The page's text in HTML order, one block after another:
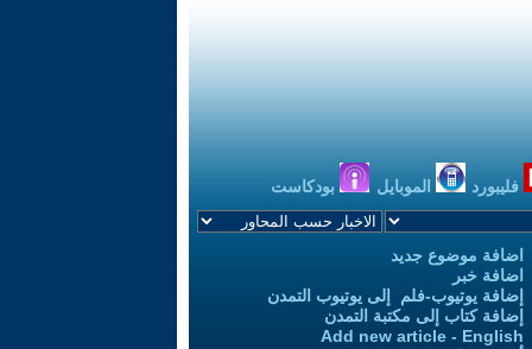
فليبورد الموبايل بودكاست
اضافة موضوع جديد
اضافة خبر
إضافة يوتيوب-فلم إلى يوتيوب التمدن
إضافة كتاب إلى مكتبة التمدن
Add new article - English